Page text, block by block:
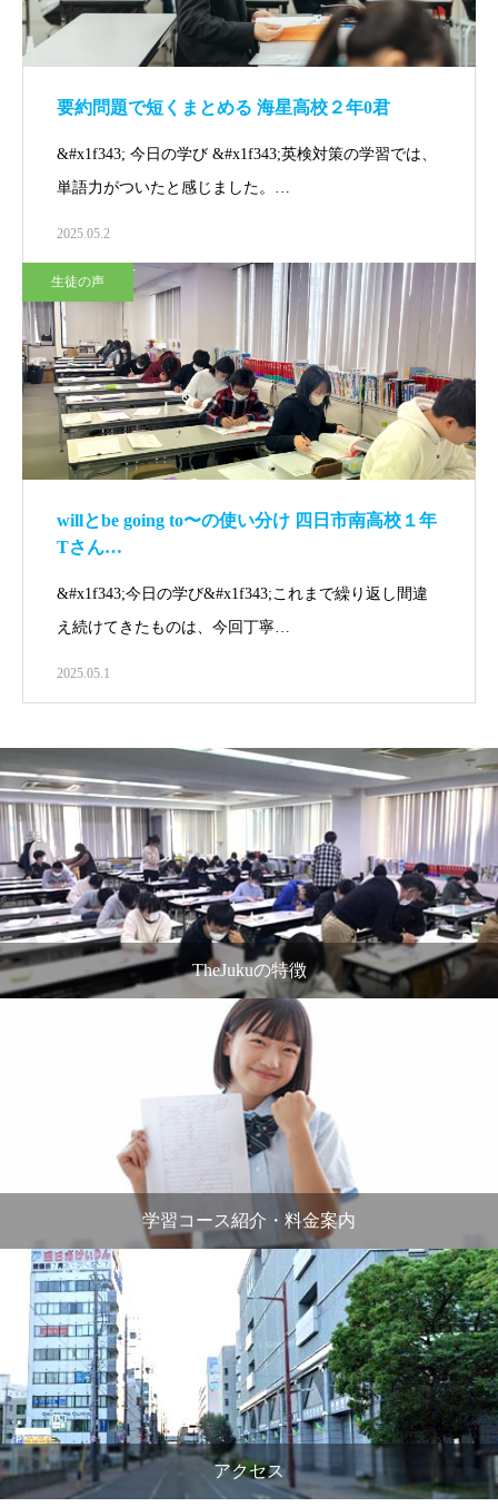
要約問題で短くまとめる 海星高校２年0君
&#x1f343; 今日の学び &#x1f343;英検対策の学習では、
単語力がついたと感じました。…
2025.05.2
生徒の声
willとbe going to〜の使い分け 四日市南高校１年
Tさん…
&#x1f343;今日の学び&#x1f343;これまで繰り返し間違
え続けてきたものは、今回丁寧…
2025.05.1
TheJukuの特徴
学習コース紹介・料金案内
アクセス